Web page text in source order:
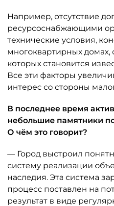
Например, отсутствие
ресурсоснабжающими
технические условия,
многоквартирных
которых становится
Все эти факторы
интерес со стороны
В последнее время
небольшие памятники
О чём это говорит?
— Город выстроил
систему реализации
наследия. Эта система
процесс поставлен на
результат в виде